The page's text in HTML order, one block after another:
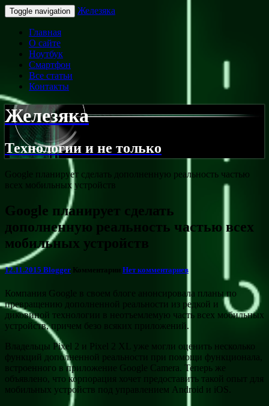
Toggle navigation Железяка
Главная
О сайте
Ноутбук
Смартфон
Все статьи
Контакты
Железяка
Технологии и не только
Google планирует сделать дополненную реальность частью
всех мобильных устройств
Google планирует сделать
дополненную реальность частью всех
мобильных устройств
12.11.2015 Blogger Комментарии Нет комментариев
Компания Google в своем блоге анонсировала планы по
превращению дополненной реальности из редкой и
диковиной технологии в неотъемлемую часть всех мобильных
устройств, причем безо всяких приложений.
Владельцы Pixel 2 и Pixel 2 XL уже могли оценить несколько
функций дополненной реальности при помощи функционала,
встроенного в приложение Google Camera. Теперь же
объявлено, что корпорация хочет предоставить такой опыт для
мобильных устройств под управлением Android и iOS.